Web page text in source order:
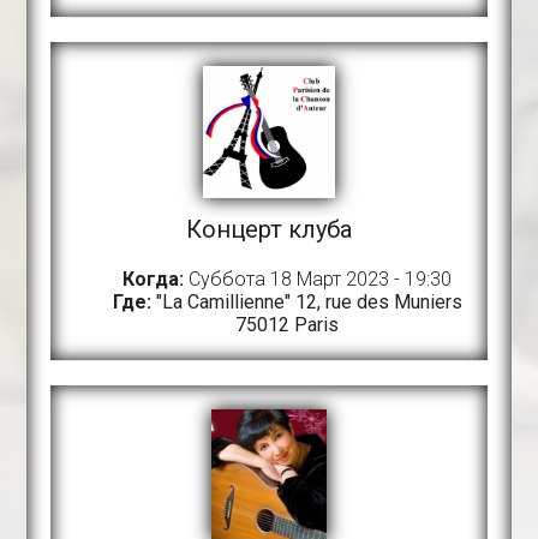
Концерт клуба
Когда: Суббота 18 Март 2023 - 19:30
Где: "La Camillienne" 12, rue des Muniers
75012 Paris